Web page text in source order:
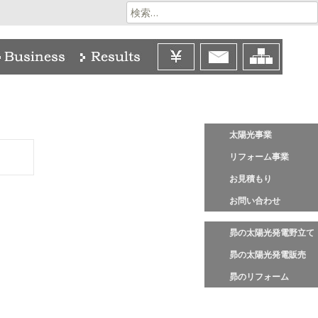
太陽光事業
リフォーム事業
お見積もり
お問い合わせ
昴の太陽光発電野立て
昴の太陽光発電販売
昴のリフォーム
検
索: